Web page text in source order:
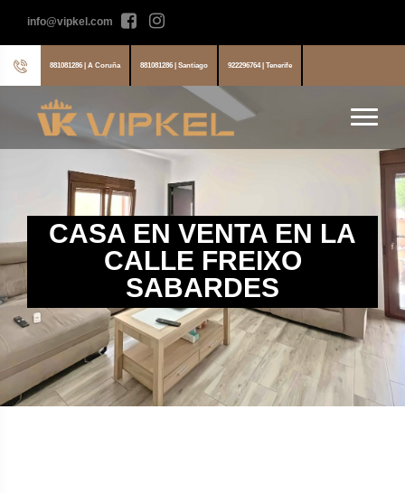
info@vipkel.com
881081286 | A Coruña 881081286 | Santiago 922296764 | Tenerife
CASA EN VENTA EN LA
CALLE FREIXO
SABARDES